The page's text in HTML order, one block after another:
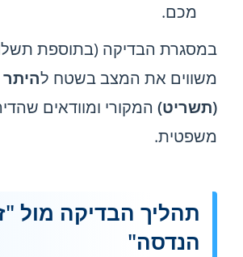
מכם.
במסגרת הבדיקה (בתוספת
משווים את המצב בשטח להיתר
(תשריט) המקורי ומוודאים
משפטית.
תהליך הבדיקה מול
הנדסה"